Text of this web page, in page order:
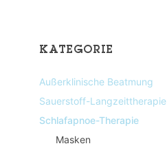
KATEGORIE
Außerklinische Beatmung
Sauerstoff-Langzeittherapie
Schlafapnoe-Therapie
Masken